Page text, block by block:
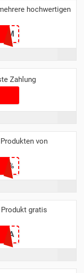
hochwertigen
Zahlung
von
gratis